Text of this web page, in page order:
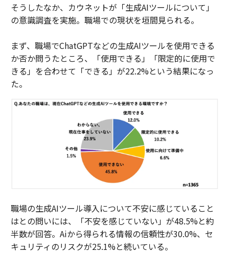
そうしたなか、カウネットが「生成AIツールについて」
の意識調査を実施。職場での現状を垣間見られる。
まず、職場でChatGPTなどの生成AIツールを使用できる
か否か問うたところ、「使用できる」「限定的に使用で
きる」を合わせて「できる」が22.2%という結果になっ
た。
職場の生成AIツール導入について不安に感じていること
はとの問いには、「不安を感じていない」が48.5%と約
半数が回答。Aiから得られる情報の信頼性が30.0%、セ
キュリティのリスクが25.1%と続いている。